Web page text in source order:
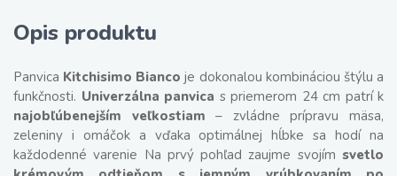
Opis produktu
Panvica Kitchisimo Bianco je dokonalou kombináciou štýlu a
funkčnosti. Univerzálna panvica s priemerom 24 cm patrí k
najobľúbenejším veľkostiam – zvládne prípravu mäsa,
zeleniny i omáčok a vďaka optimálnej hĺbke sa hodí na
každodenné varenie Na prvý pohľad zaujme svojím svetlo